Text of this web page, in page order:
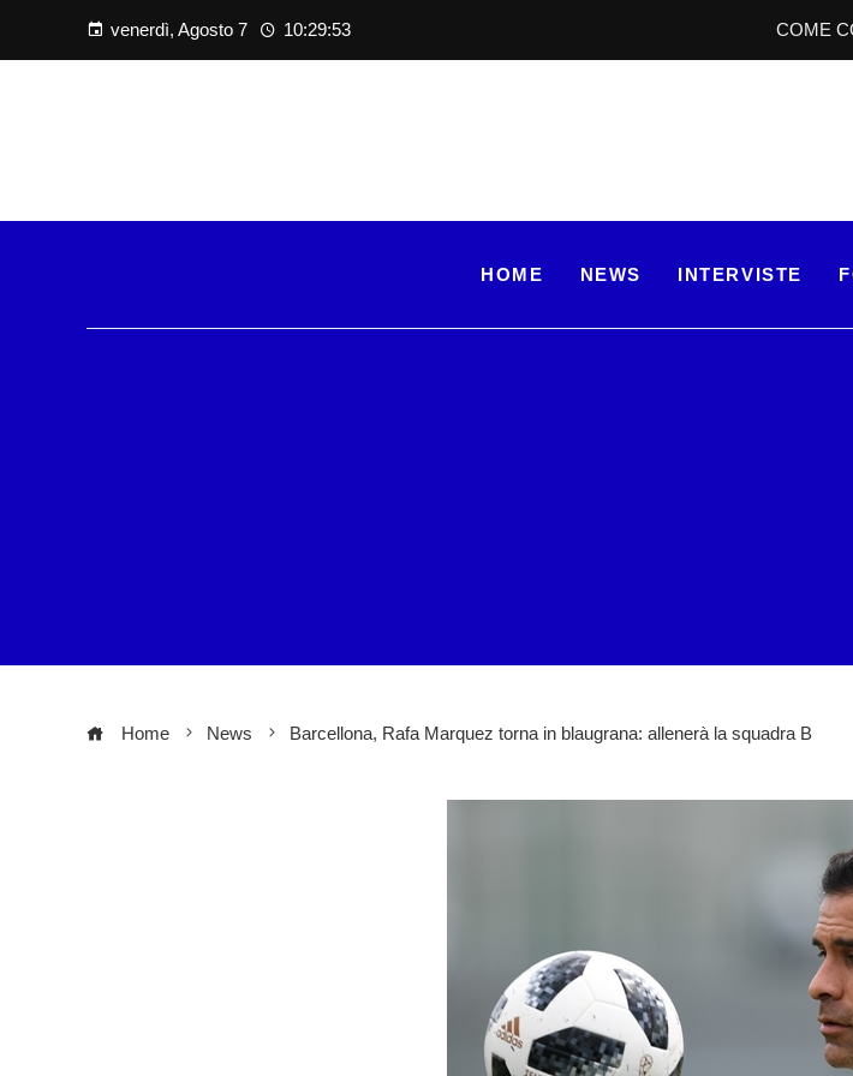
venerdì, Agosto 7 10:29:54 COME
HOME NEWS INTERVISTE
Home News Barcellona, Rafa Marquez torna in blaugrana: allenerà la squadra B